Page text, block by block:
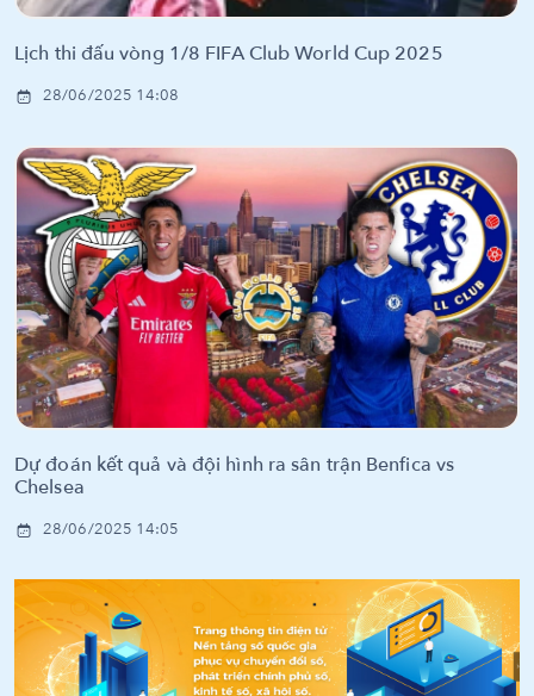
Lịch thi đấu vòng 1/8 FIFA Club World Cup 2025
28/06/2025 14:08
Dự đoán kết quả và đội hình ra sân trận Benfica vs
Chelsea
28/06/2025 14:05